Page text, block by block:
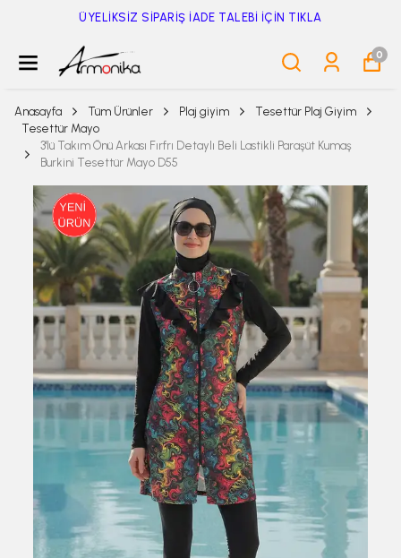
ÜYELİKSİZ SİPARİŞ İADE TALEBİ İÇİN TIKLA
0
Anasayfa Tüm Ürünler Plaj giyim
Tesettür Plaj Giyim
Tesettür Mayo
3'lü Takım Önü Arkası Fırfrı Detaylı Beli Lastikli Paraşüt Kumaş
Burkini Tesettür Mayo D55